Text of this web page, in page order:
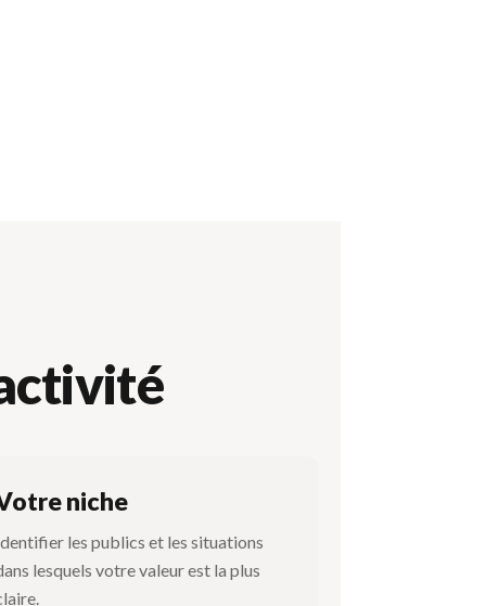
niche
les publics et les situations
lesquels votre valeur est la plus